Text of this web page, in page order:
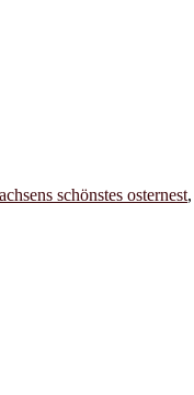
schönstes osternest,